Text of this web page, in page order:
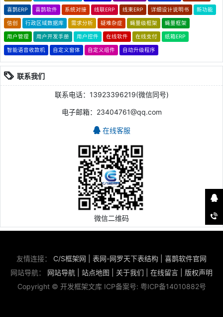
喜鹊ERP 喜鹊软件 系统对接 线联ERP 线束ERP 详细设计说明书 新功能
信创 行政区域数据库 需求分析 疑难杂症 蝇量级框架 蝇量框架
用户管理 用户开发手册 用户控件 在线软件 在线支付 纸箱ERP
智能语音收款机 自定义窗体 自定义组件 自动升级程序
联系我们
联系电话：13923396219(微信同号)
电子邮箱：23404761@qq.com
在线客服
微信二维码
友情连接： C/S框架网 表网-网罗天下表结构
喜鹊软件官网
网站导航： 网站导航 站点地图 关于我们 在线留言
版权声明
Copyright © 开发框架文库 ICP备案号: 粤ICP备14010882号